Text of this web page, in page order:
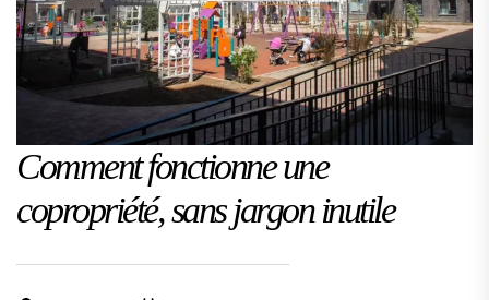
Comment fonctionne une
copropriété, sans jargon inutile